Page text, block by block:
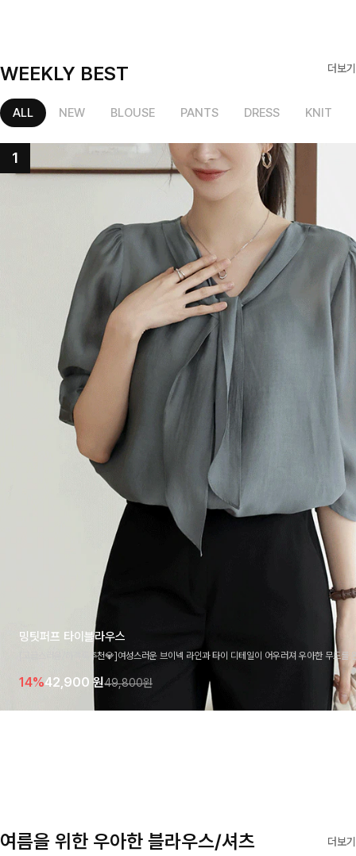
WEEKLY BEST 더보기
ALL NEW BLOUSE PANTS DRESS KNIT
밍팃퍼프 타이블라우스
[고급스러움/하객룩추천💎]여성스러운 브이넥 라인과 타이 디테일이 어우러져 우아한 무드를
라우스 🤍 여유로운 7부 소매로 편안하게 착용되며 데일리룩부터 출근룩, 하객룩까지 세련된
기 좋은 아이템이에요
14%42,900 원49,800원
여름을 위한 우아한 블라우스/셔츠 더보기